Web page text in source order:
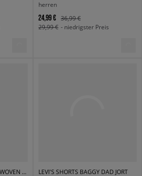
herren
24,99 €
36,99 €
29,99 € - niedrigster Preis
ADIDAS SHORTS TREFOIL WOVEN CARGO
LEVI'S SHORTS BAGGY DAD JORT